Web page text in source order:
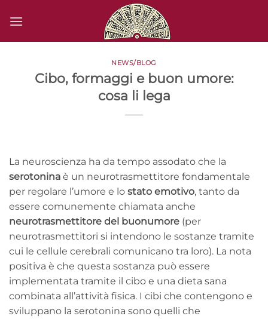
NEWS/BLOG
Cibo, formaggi e buon umore:
cosa li lega
La neuroscienza ha da tempo assodato che la
serotonina è un neurotrasmettitore fondamentale
per regolare l’umore e lo stato emotivo, tanto da
essere comunemente chiamata anche
neurotrasmettitore del buonumore (per
neurotrasmettitori si intendono le sostanze tramite
cui le cellule cerebrali comunicano tra loro). La nota
positiva è che questa sostanza può essere
implementata tramite il cibo e una dieta sana
combinata all’attività fisica. I cibi che contengono e
sviluppano la serotonina sono quelli che